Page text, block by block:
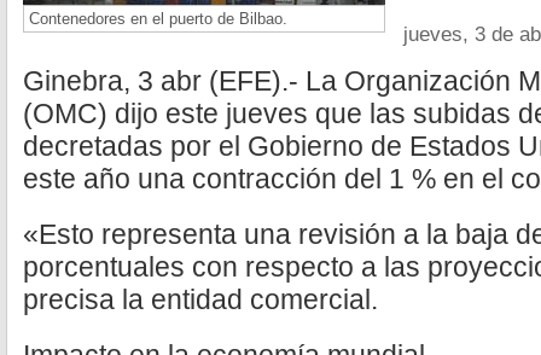
Contenedores en el puerto de Bilbao.
jueves, 3 de
Ginebra, 3 abr (EFE).- La Organización
(OMC) dijo este jueves que las subidas
decretadas por el Gobierno de Estados
este año una contracción del 1 % en el
«Esto representa una revisión a la baja
porcentuales con respecto a las
precisa la entidad comercial.